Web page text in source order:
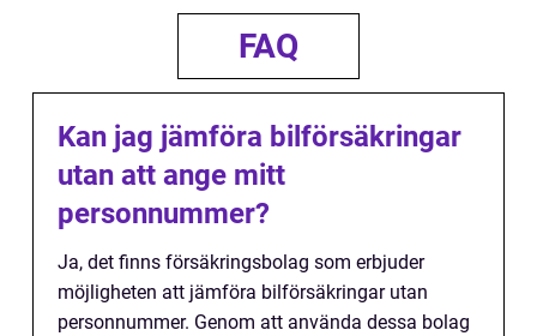
FAQ
Kan jag jämföra bilförsäkringar
utan att ange mitt
personnummer?
Ja, det finns försäkringsbolag som erbjuder
möjligheten att jämföra bilförsäkringar utan
personnummer. Genom att använda dessa bolag